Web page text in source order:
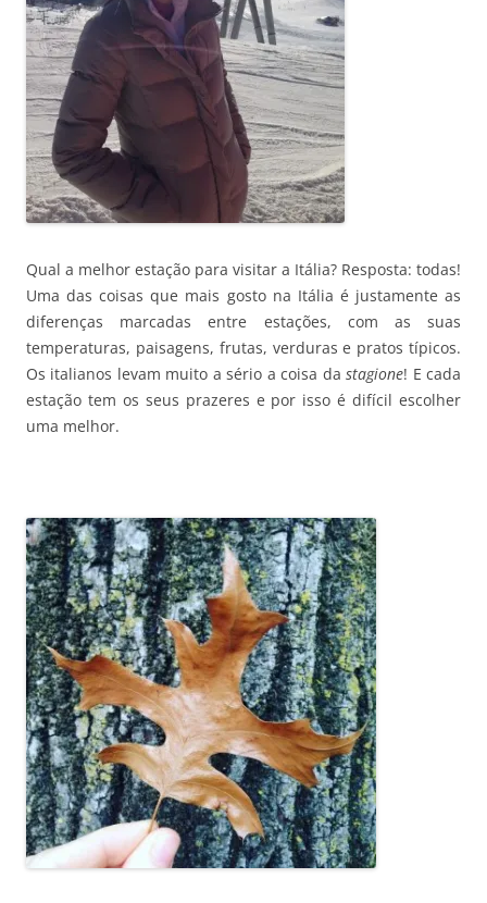
Qual a melhor estação para visitar a Itália? Resposta: todas!
Uma das coisas que mais gosto na Itália é justamente as
diferenças marcadas entre estações, com as suas
temperaturas, paisagens, frutas, verduras e pratos típicos.
Os italianos levam muito a sério a coisa dastagione! E cada
estação tem os seus prazeres e por isso é difícil escolher
uma melhor.